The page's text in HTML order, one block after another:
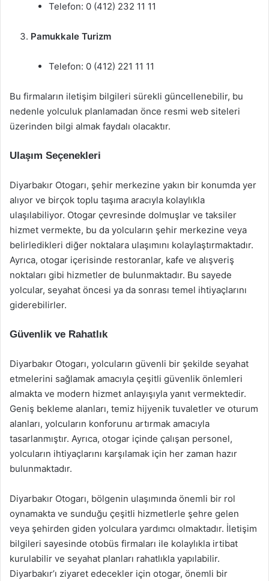
Telefon: 0 (412) 232 11 11
Pamukkale Turizm
Telefon: 0 (412) 221 11 11
Bu firmaların iletişim bilgileri sürekli güncellenebilir, bu
nedenle yolculuk planlamadan önce resmi web siteleri
üzerinden bilgi almak faydalı olacaktır.
Ulaşım Seçenekleri
Diyarbakır Otogarı, şehir merkezine yakın bir konumda yer
alıyor ve birçok toplu taşıma aracıyla kolaylıkla
ulaşılabiliyor. Otogar çevresinde dolmuşlar ve taksiler
hizmet vermekte, bu da yolcuların şehir merkezine veya
belirledikleri diğer noktalara ulaşımını kolaylaştırmaktadır.
Ayrıca, otogar içerisinde restoranlar, kafe ve alışveriş
noktaları gibi hizmetler de bulunmaktadır. Bu sayede
yolcular, seyahat öncesi ya da sonrası temel ihtiyaçlarını
giderebilirler.
Güvenlik ve Rahatlık
Diyarbakır Otogarı, yolcuların güvenli bir şekilde seyahat
etmelerini sağlamak amacıyla çeşitli güvenlik önlemleri
almakta ve modern hizmet anlayışıyla yanıt vermektedir.
Geniş bekleme alanları, temiz hijyenik tuvaletler ve oturum
alanları, yolcuların konforunu artırmak amacıyla
tasarlanmıştır. Ayrıca, otogar içinde çalışan personel,
yolcuların ihtiyaçlarını karşılamak için her zaman hazır
bulunmaktadır.
Diyarbakır Otogarı, bölgenin ulaşımında önemli bir rol
oynamakta ve sunduğu çeşitli hizmetlerle şehre gelen
veya şehirden giden yolculara yardımcı olmaktadır. İletişim
bilgileri sayesinde otobüs firmaları ile kolaylıkla irtibat
kurulabilir ve seyahat planları rahatlıkla yapılabilir.
Diyarbakır’ı ziyaret edecekler için otogar, önemli bir